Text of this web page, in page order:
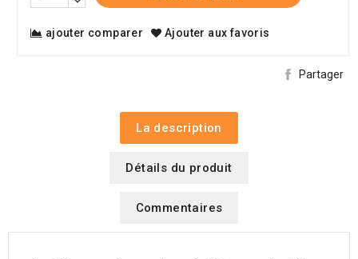
ajouter comparer Ajouter aux favoris
Partager
La description
Détails du produit
Commentaires